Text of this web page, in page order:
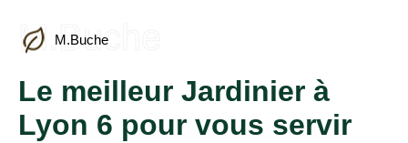
M.Buche
M.Buche
Le meilleur Jardinier à
Lyon 6 pour vous servir